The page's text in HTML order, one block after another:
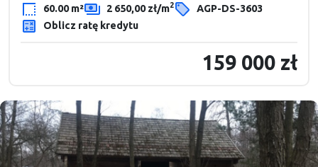
60.00 m² 2 650,00 zł/m2
AGP-DS-3603
Oblicz ratę kredytu
159 000 zł